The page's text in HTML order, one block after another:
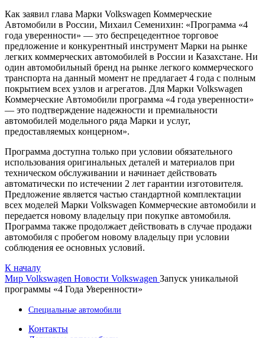
Как заявил глава Марки Volkswagen Коммерческие
Автомобили в России, Михаил Семенихин: «Программа «4
года уверенности» — это беспрецедентное торговое
предложение и конкурентный инструмент Марки на рынке
легких коммерческих автомобилей в России и Казахстане. Ни
один автомобильный бренд на рынке легкого коммерческого
транспорта на данный момент не предлагает 4 года c полным
покрытием всех узлов и агрегатов. Для Марки Volkswagen
Коммерческие Автомобили программа «4 года уверенности»
— это подтверждение надежности и премиальности
автомобилей модельного ряда Марки и услуг,
предоставляемых концерном».
Программа доступна только при условии обязательного
использования оригинальных деталей и материалов при
техническом обслуживании и начинает действовать
автоматически по истечении 2 лет гарантии изготовителя.
Предложение является частью стандартной комплектации
всех моделей Марки Volkswagen Коммерческие автомобили и
передается новому владельцу при покупке автомобиля.
Программа также продолжает действовать в случае продажи
автомобиля с пробегом новому владельцу при условии
соблюдения ее основных условий.
К началу
Мир Volkswagen Новости Volkswagen Запуск уникальной
программы «4 Года Уверенности»
Специальные автомобили
Контакты